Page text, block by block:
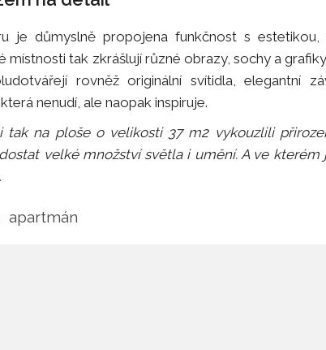
je důmyslně propojena funkčnost s
místnosti tak zkrášlují různé obrazy, sochy a
rovněž originální svítidla, elegantní
nenudí, ale naopak inspiruje.
tak na ploše o velikosti 37 m2 vykouzlili
velké množství světla i umění. A ve kterém
apartmán